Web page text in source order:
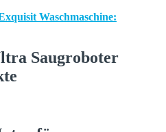
Waschmaschine:
Saugroboter